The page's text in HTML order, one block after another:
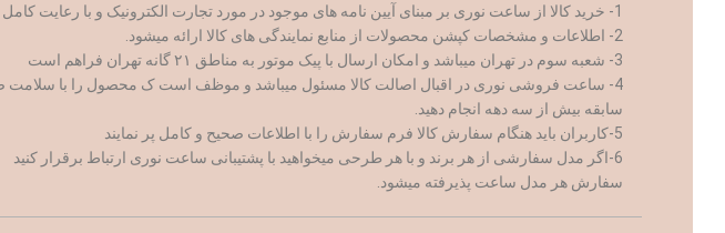
1- خرید کالا از ساعت نوری بر مبنای آیین نامه های موجود در مورد تجارت الکترونیک و با رعایت کامل تمام قوانین جمهوری اسلامی ایران صورت میپذیرد.
2- اطلاعات و مشخصات کپشن محصولات از منابع نمایندگی های کالا ارائه میشود.
3- شعبه سوم در تهران میباشد و امکان ارسال با پیک موتور به مناطق ۲۱ گانه تهران فراهم است
4- ساعت فروشی نوری در اقبال اصالت کالا مسئول میباشد و موظف است ک محصول را با سلامت
سابقه بیش از سه دهه انجام دهید.
5-کاربران باید هنگام سفارش کالا فرم سفارش را با اطلاعات صحیح و کامل پر نمایند
6-اگر مدل سفارشی از هر برند و با هر طرحی میخواهید با پشتیبانی ساعت نوری ارتباط برقرار کنید
سفارش هر مدل ساعت پذیرفته میشود.